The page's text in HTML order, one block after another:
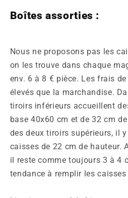
Boîtes assorties :
Nous ne proposons pas les
on les trouve dans chaque
env. 6 à 8 € pièce. Les frais
élevés que la marchandise.
tiroirs inférieurs accueillent
base 40x60 cm et de 32 cm
des deux tiroirs supérieurs, il
caisses de 22 cm de hauteur.
il reste comme toujours 3 à 4
tendance à remplir les caisses